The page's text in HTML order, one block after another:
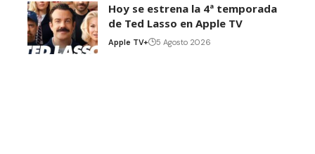
Hoy se estrena la 4ª temporada
de Ted Lasso en Apple TV
Apple TV+ 5 Agosto 2026